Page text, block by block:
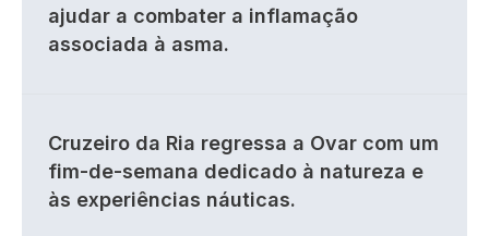
ajudar a combater a inflamação
associada à asma.
Cruzeiro da Ria regressa a Ovar com um
fim-de-semana dedicado à natureza e
às experiências náuticas.